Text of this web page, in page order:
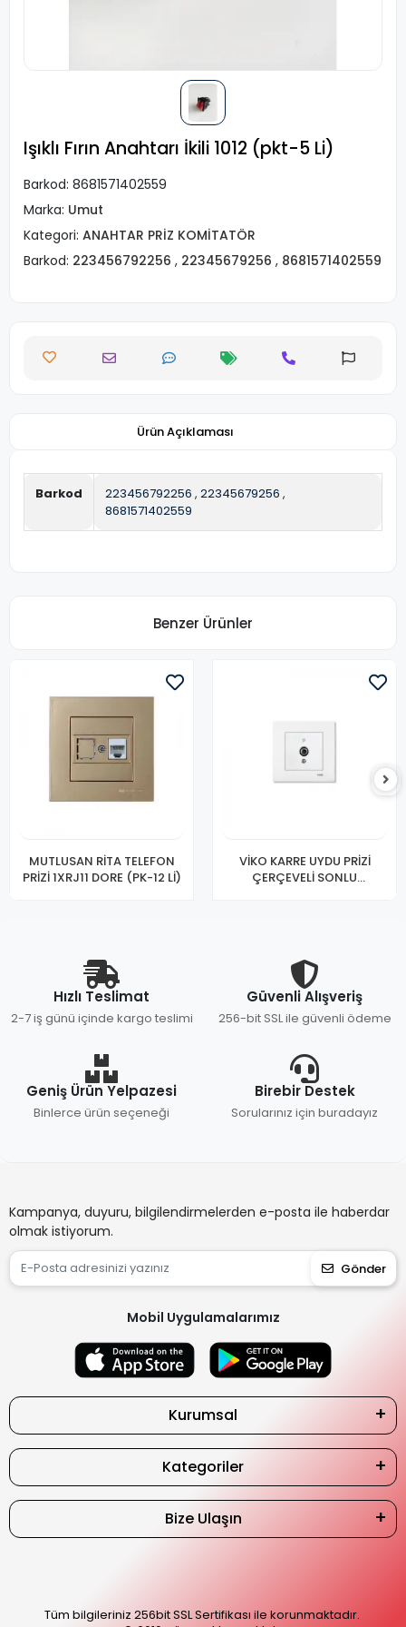
Işıklı Fırın Anahtarı İkili 1012 (pkt-5 Li)
Barkod: 8681571402559
Marka: Umut
Kategori: ANAHTAR PRİZ KOMİTATÖR
Barkod: 223456792256 , 22345679256 , 8681571402559
Ürün Açıklaması
Barkod 223456792256 , 22345679256 ,
8681571402559
Benzer Ürünler
MUTLUSAN RİTA TELEFON
PRİZİ 1XRJ11 DORE (PK-12 Lİ)
VİKO KARRE UYDU PRİZİ
ÇERÇEVELİ SONLU
Hızlı Teslimat
2-7 iş günü içinde kargo teslimi
Güvenli Alışveriş
256-bit SSL ile güvenli ödeme
Geniş Ürün Yelpazesi
Binlerce ürün seçeneği
Birebir Destek
Sorularınız için buradayız
Kampanya, duyuru, bilgilendirmelerden e-posta ile haberdar
olmak istiyorum.
Gönder
Mobil Uygulamalarımız
Kurumsal
Kategoriler
Bize Ulaşın
Tüm bilgileriniz 256bit SSL Sertifikası ile korunmaktadır.